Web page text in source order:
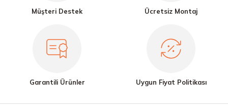
Müşteri Destek Ücretsiz Montaj
Garantili Ürünler Uygun Fiyat Politikası